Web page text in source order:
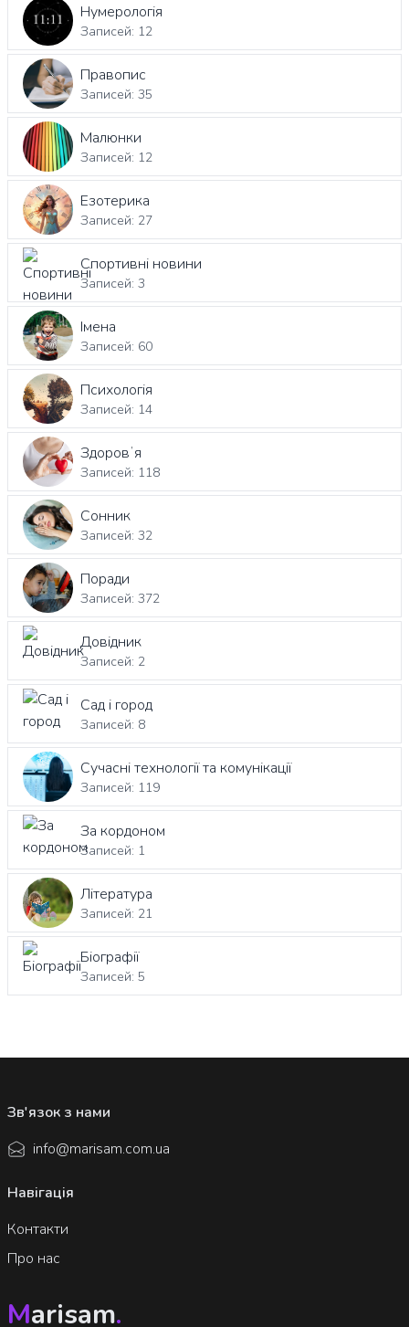
Нумерологія
Записей: 12
Правопис
Записей: 35
Малюнки
Записей: 12
Езотерика
Записей: 27
Спортивні новини
Записей: 3
Імена
Записей: 60
Психологія
Записей: 14
Здоровʼя
Записей: 118
Сонник
Записей: 32
Поради
Записей: 372
Довідник
Записей: 2
Сад і город
Записей: 8
Сучасні технології та комунікації
Записей: 119
За кордоном
Записей: 1
Література
Записей: 21
Біографії
Записей: 5
Marisam.
Навігація
Контакти
Про нас
Зв'язок з нами
info@marisam.com.ua